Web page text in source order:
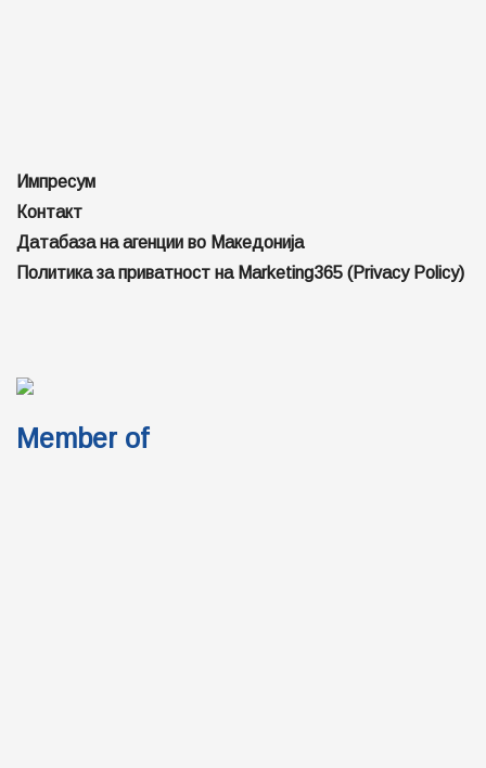
Импресум
Контакт
Датабаза на агенции во Македонија
Политика за приватност на Marketing365 (Privacy Policy)
Member of